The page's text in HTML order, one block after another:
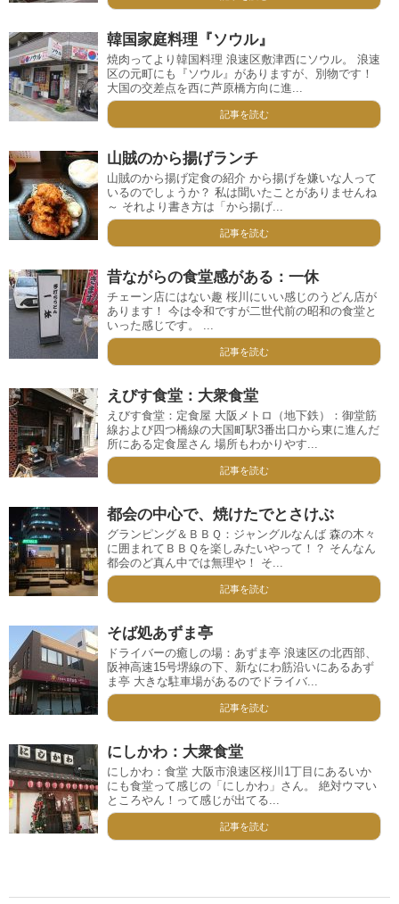
韓国家庭料理『ソウル』
焼肉ってより韓国料理 浪速区敷津西にソウル。 浪速
区の元町にも『ソウル』がありますが、別物です！
大国の交差点を西に芦原橋方向に進...
記事を読む
山賊のから揚げランチ
山賊のから揚げ定食の紹介 から揚げを嫌いな人って
いるのでしょうか？ 私は聞いたことがありませんね
～ それより書き方は「から揚げ...
記事を読む
昔ながらの食堂感がある：一休
チェーン店にはない趣 桜川にいい感じのうどん店が
あります！ 今は令和ですが二世代前の昭和の食堂と
いった感じです。 ...
記事を読む
えびす食堂：大衆食堂
えびす食堂：定食屋 大阪メトロ（地下鉄）：御堂筋
線および四つ橋線の大国町駅3番出口から東に進んだ
所にある定食屋さん 場所もわかりやす...
記事を読む
都会の中心で、焼けたでとさけぶ
グランピング＆ＢＢＱ：ジャングルなんば 森の木々
に囲まれてＢＢＱを楽しみたいやって！？ そんなん
都会のど真ん中では無理や！ そ...
記事を読む
そば処あずま亭
ドライバーの癒しの場：あずま亭 浪速区の北西部、
阪神高速15号堺線の下、新なにわ筋沿いにあるあず
ま亭 大きな駐車場があるのでドライバ...
記事を読む
にしかわ：大衆食堂
にしかわ：食堂 大阪市浪速区桜川1丁目にあるいか
にも食堂って感じの「にしかわ」さん。 絶対ウマい
ところやん！って感じが出てる...
記事を読む